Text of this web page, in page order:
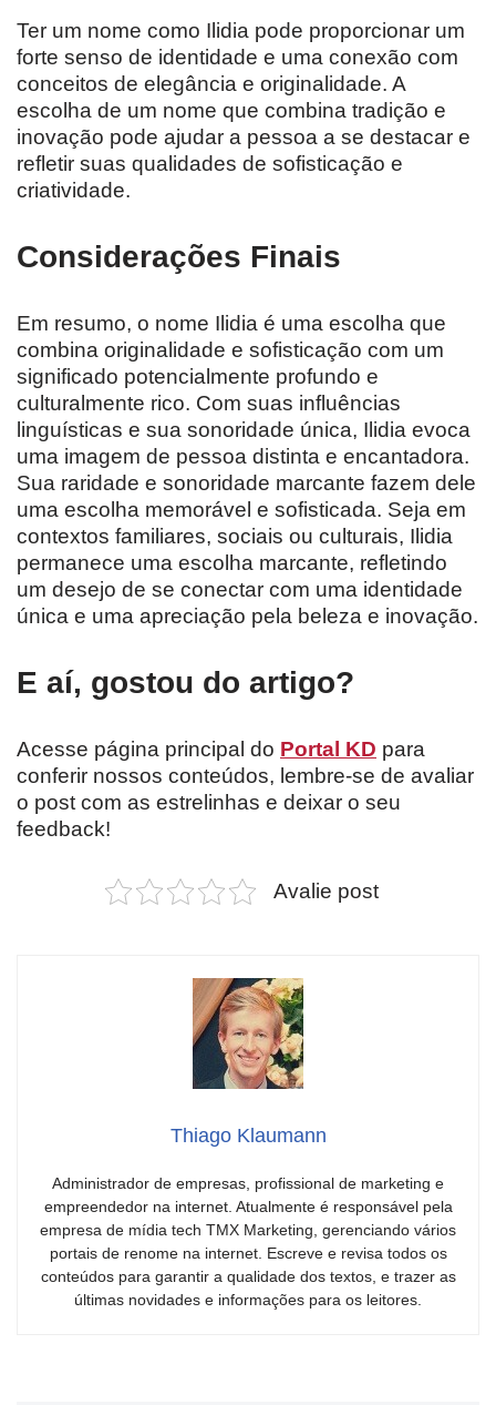
Ter um nome como Ilidia pode proporcionar um
forte senso de identidade e uma conexão com
conceitos de elegância e originalidade. A
escolha de um nome que combina tradição e
inovação pode ajudar a pessoa a se destacar e
refletir suas qualidades de sofisticação e
criatividade.
Considerações Finais
Em resumo, o nome Ilidia é uma escolha que
combina originalidade e sofisticação com um
significado potencialmente profundo e
culturalmente rico. Com suas influências
linguísticas e sua sonoridade única, Ilidia evoca
uma imagem de pessoa distinta e encantadora.
Sua raridade e sonoridade marcante fazem dele
uma escolha memorável e sofisticada. Seja em
contextos familiares, sociais ou culturais, Ilidia
permanece uma escolha marcante, refletindo
um desejo de se conectar com uma identidade
única e uma apreciação pela beleza e inovação.
E aí, gostou do artigo?
Acesse página principal do Portal KD para
conferir nossos conteúdos, lembre-se de avaliar
o post com as estrelinhas e deixar o seu
feedback!
Avalie post
Thiago Klaumann
Administrador de empresas, profissional de marketing e
empreendedor na internet. Atualmente é responsável pela
empresa de mídia tech TMX Marketing, gerenciando vários
portais de renome na internet. Escreve e revisa todos os
conteúdos para garantir a qualidade dos textos, e trazer as
últimas novidades e informações para os leitores.